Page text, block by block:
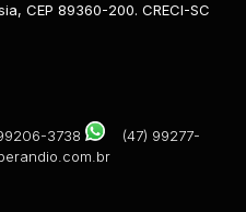
CEP 89360-200. CRECI-SC
3738
(47) 99277-